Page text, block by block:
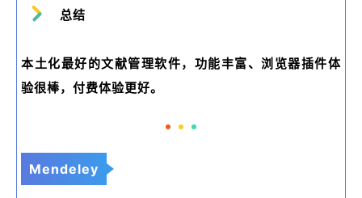
总结
本土化最好的文献管理软件，功能丰富、浏览器插件体
验很棒，付费体验更好。
Mendeley